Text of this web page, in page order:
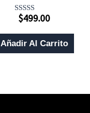
Valorado
5.00
De 5
$499.00
Añadir Al Carrito